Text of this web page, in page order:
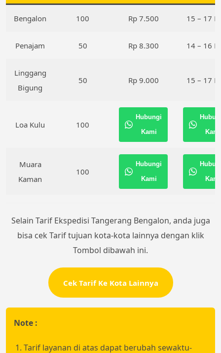
Bengalon 100 Rp 7.500 15 – 17
Penajam 50 Rp 8.300 14 – 16
Linggang
Bigung
50 Rp 9.000 15 – 17
Loa Kulu 100
Hubungi
Kami
Kami
Muara
Kaman
100
Hubungi
Kami
Kami
Selain Tarif Ekspedisi Tangerang Bengalon, anda juga
bisa cek Tarif tujuan kota-kota lainnya dengan klik
Tombol dibawah ini.
Cek Tarif Ke Kota Lainnya
Note :
Tarif layanan di atas dapat berubah sewaktu-